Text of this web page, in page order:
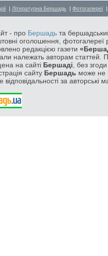
| Літературна Бершадь | Фотогалереї
- про Бершадь та
оголошення, фотогалереї
редакцією газети
належать авторам статтей.
на сайті Бершаді , без
сайту Бершадь може не
відповідальності за авторські